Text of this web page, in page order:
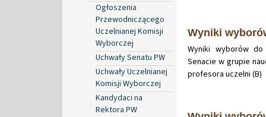
Ogłoszenia
Przewodniczącego
Uczelnianej Komisji
Wyborczej
Uchwały Senatu PW
Uchwały Uczelnianej
Komisji Wyborczej
Kandydaci na
Rektora PW
Wyniki
Wyniki wyborów
Senacie w grupie
profesora uczelni (B)